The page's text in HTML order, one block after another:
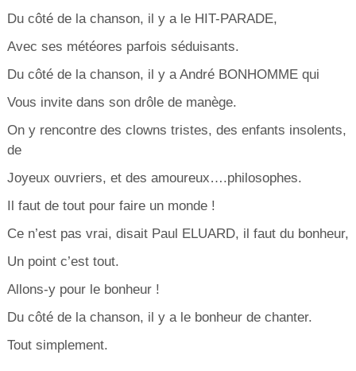
Du côté de la chanson, il y a le HIT-PARADE,
Avec ses météores parfois séduisants.
Du côté de la chanson, il y a André BONHOMME qui
Vous invite dans son drôle de manège.
On y rencontre des clowns tristes, des enfants insolents,
de
Joyeux ouvriers, et des amoureux….philosophes.
Il faut de tout pour faire un monde !
Ce n’est pas vrai, disait Paul ELUARD, il faut du bonheur,
Un point c’est tout.
Allons-y pour le bonheur !
Du côté de la chanson, il y a le bonheur de chanter.
Tout simplement.